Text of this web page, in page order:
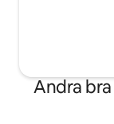
Andra